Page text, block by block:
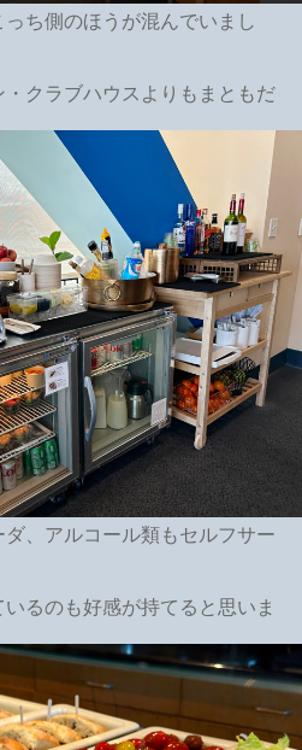
ち側のほうが混んでいまし
クラブハウスよりもまともだ
、アルコール類もセルフサー
るのも好感が持てると思いま